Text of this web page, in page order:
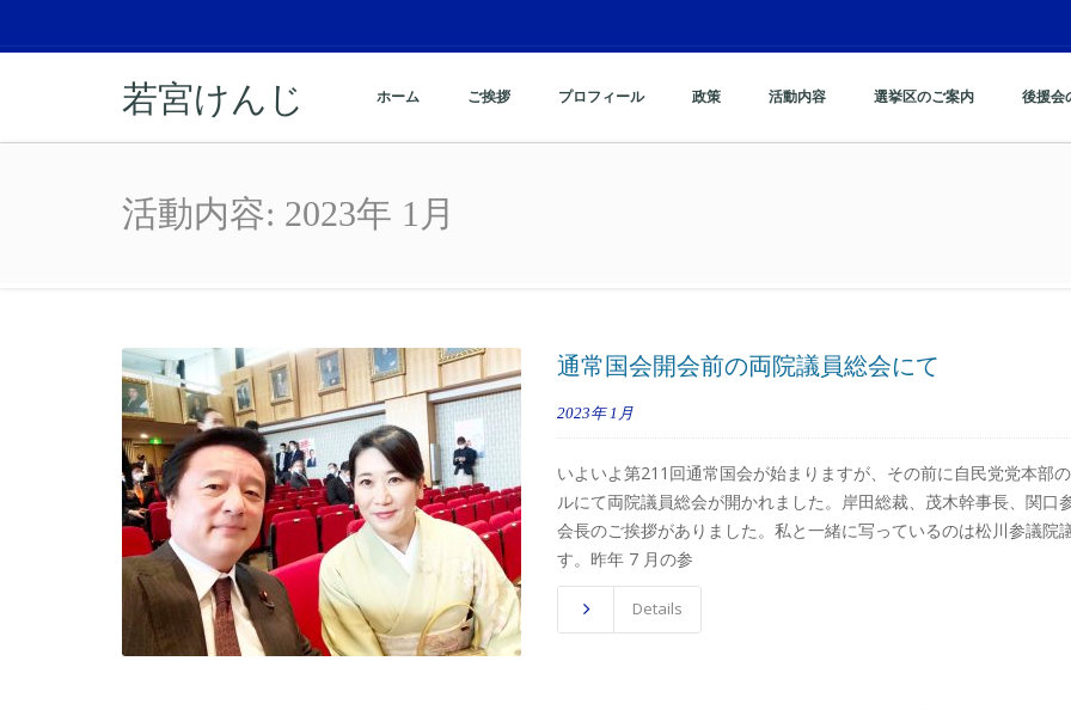
若宮けんじ ホーム ご挨拶 プロフィール 政策 活動内容 選挙区のご案内 後援会
活動内容: 2023年 1月
通常国会開会前の両院議員総会にて
2023年 1月
いよいよ第211回通常国会が始まりますが、その前に自民党党本部
ルにて両院議員総会が開かれました。岸田総裁、茂木幹事長、関口
会長のご挨拶がありました。私と一緒に写っているのは松川参議院
す。昨年 7 月の参
Details